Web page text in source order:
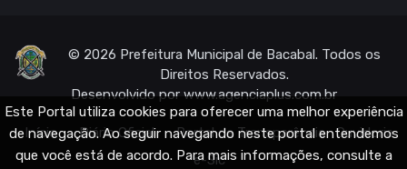
Este Portal utiliza cookies para oferecer uma melhor experiência
de navegação. Ao seguir navegando neste portal entendemos
que você está de acordo. Para mais informações, consulte a
© 2026 Prefeitura Municipal de Bacabal. Todos os
Direitos Reservados.
Desenvolvido porwww.agenciaplus.com.br
Início Diário Oficial Portal da Transparência
Ouvidoria
e-Sic